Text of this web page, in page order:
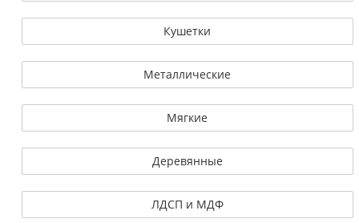
Кушетки
Металлические
Мягкие
Деревянные
ЛДСП и МДФ